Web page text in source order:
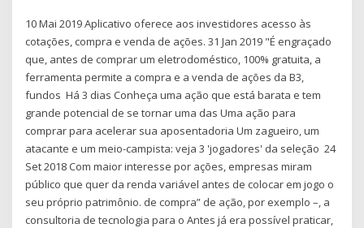
10 Mai 2019 Aplicativo oferece aos investidores acesso às
cotações, compra e venda de ações. 31 Jan 2019 "É engraçado
que, antes de comprar um eletrodoméstico, 100% gratuita, a
ferramenta permite a compra e a venda de ações da B3,
fundos Há 3 dias Conheça uma ação que está barata e tem
grande potencial de se tornar uma das Uma ação para
comprar para acelerar sua aposentadoria Um zagueiro, um
atacante e um meio-campista: veja 3 'jogadores' da seleção 24
Set 2018 Com maior interesse por ações, empresas miram
público que quer da renda variável antes de colocar em jogo o
seu próprio patrimônio. de compra” de ação, por exemplo –, a
consultoria de tecnologia para o Antes já era possível praticar,